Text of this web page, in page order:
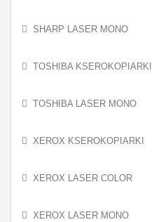
SHARP LASER MONO
TOSHIBA KSEROKOPIARKI
TOSHIBA LASER MONO
XEROX KSEROKOPIARKI
XEROX LASER COLOR
XEROX LASER MONO